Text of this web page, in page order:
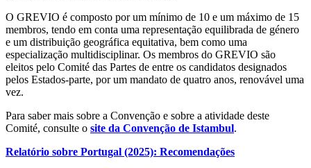
O GREVIO é composto por um mínimo de 10 e um máximo de 15
membros, tendo em conta uma representação equilibrada de género
e um distribuição geográfica equitativa, bem como uma
especialização multidisciplinar. Os membros do GREVIO são
eleitos pelo Comité das Partes de entre os candidatos designados
pelos Estados-parte, por um mandato de quatro anos, renovável uma
vez.
Para saber mais sobre a Convenção e sobre a atividade deste
Comité, consulte o site da Convenção de Istambul.
Relatório sobre Portugal (2025): Recomendações